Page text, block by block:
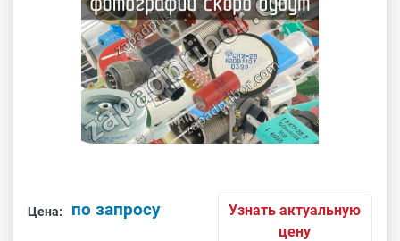
Цена: по запросу
Узнать актуальную
цену